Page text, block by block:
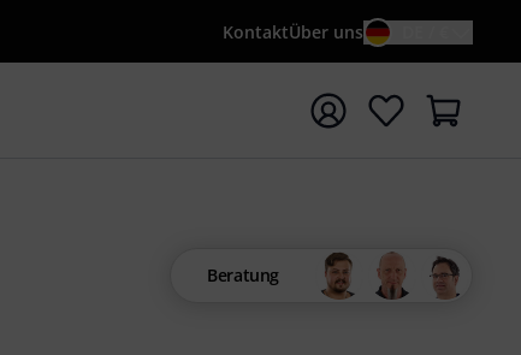
KontaktÜber uns
Suchwort {searchTerm} starten
Beratung